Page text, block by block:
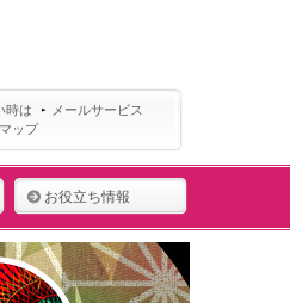
時は
メールサービス
ップ
お役立ち情報